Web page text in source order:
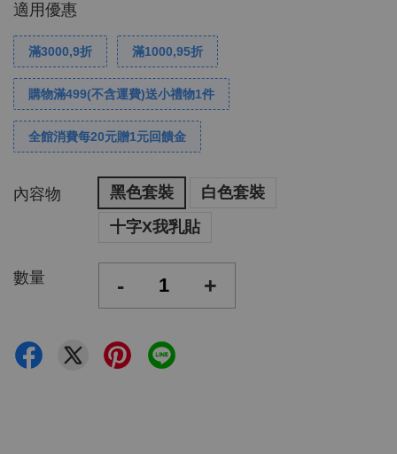
適用優惠
滿3000,9折 滿1000,95折
購物滿499(不含運費)送小禮物1件
全館消費每20元贈1元回饋金
內容物 黑色套裝
白色套裝
十字X我乳貼
數量 - +